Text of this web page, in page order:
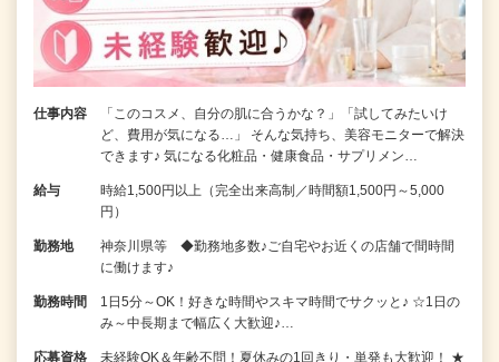
仕事内容
「このコスメ、自分の肌に合うかな？」「試してみたいけ
ど、費用が気になる…」 そんな気持ち、美容モニターで解決
できます♪ 気になる化粧品・健康食品・サプリメン…
給与
時給1,500円以上（完全出来高制／時間額1,500円～5,000
円）
勤務地
神奈川県等 ◆勤務地多数♪ご自宅やお近くの店舗で間時間
に働けます♪
勤務時間
1日5分～OK！好きな時間やスキマ時間でサクッと♪ ☆1日の
み～中長期まで幅広く大歓迎♪…
応募資格
未経験OK＆年齢不問！夏休みの1回きり・単発も大歓迎！ ★